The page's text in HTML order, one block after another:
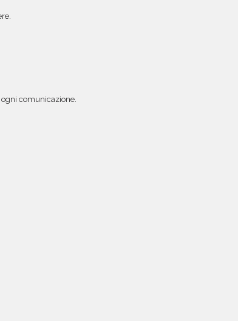
comunicazione.